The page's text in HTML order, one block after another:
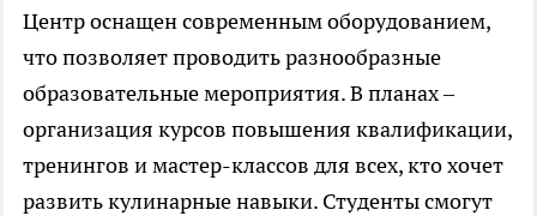
Центр оснащен современным оборудованием,
что позволяет проводить разнообразные
образовательные мероприятия. В планах –
организация курсов повышения квалификации,
тренингов и мастер-классов для всех, кто хочет
развить кулинарные навыки. Студенты смогут